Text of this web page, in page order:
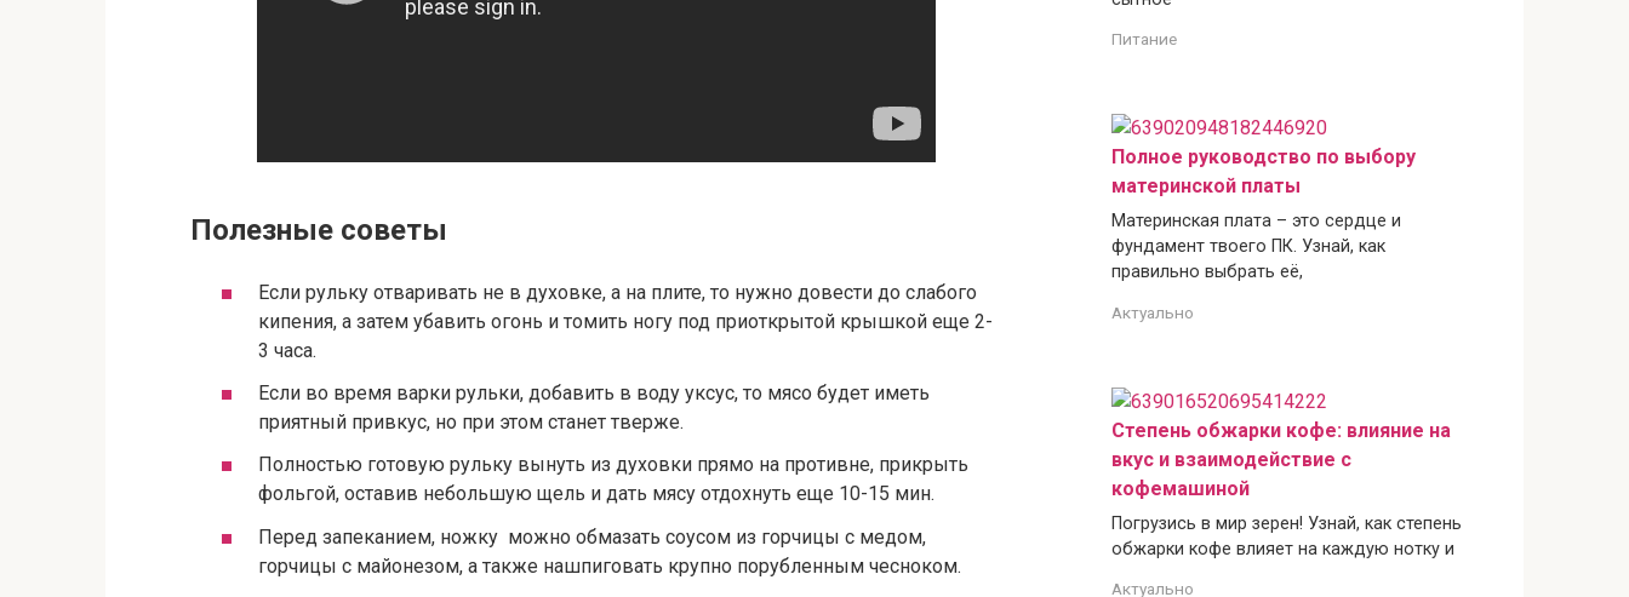
Полезные советы
Если рульку отваривать не в духовке, а на плите, то нужно довести до слабого
кипения, а затем убавить огонь и томить ногу под приоткрытой крышкой еще 2-
3 часа.
Если во время варки рульки, добавить в воду уксус, то мясо будет иметь
приятный привкус, но при этом станет тверже.
Полностью готовую рульку вынуть из духовки прямо на противне, прикрыть
фольгой, оставив небольшую щель и дать мясу отдохнуть еще 10-15 мин.
Перед запеканием, ножку можно обмазать соусом из горчицы с медом,
горчицы с майонезом, а также нашпиговать крупно порубленным чесноком.
Питание
Полное руководство по выбору
материнской платы
Материнская плата – это сердце и
фундамент твоего ПК. Узнай, как
правильно выбрать её,
Актуально
Степень обжарки кофе: влияние на
вкус и взаимодействие с
кофемашиной
Погрузись в мир зерен! Узнай, как степень
обжарки кофе влияет на каждую нотку и
Актуально